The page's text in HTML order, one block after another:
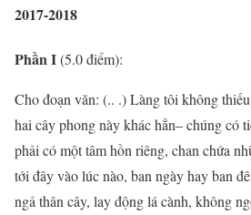
2017-2018
Phần I(5.0 điểm):
Cho đoạn văn: (.. .) Làng tôi không
hai cây phong này khác hẳn– chúng có
phải có một tâm hồn riêng, chan chứa
tới đây vào lúc nào, ban ngày hay ban
ngả thân cây, lay động lá cành, không